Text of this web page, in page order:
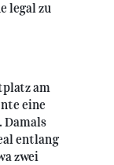
legal zu
am
eine
Damals
entlang
zwei